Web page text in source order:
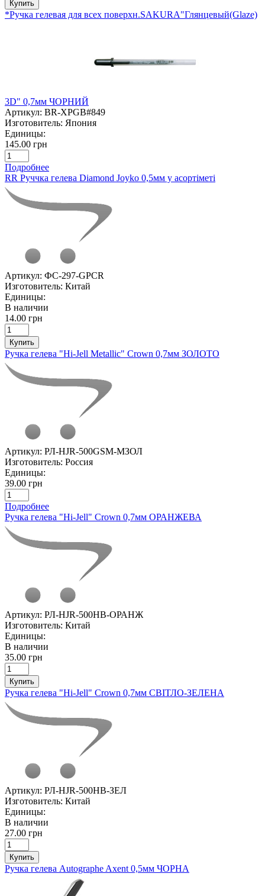
Купить
*Ручка гелевая для всех поверхн.SAKURA"Глянцевый(Glaze)
3D" 0,7мм ЧОРНИЙ
Артикул: BR-XPGB#849
Изготовитель: Япония
Единицы:
145.00 грн
Подробнее
RR Руччка гелева Diamond Joyko 0,5мм у асортіметі
Артикул: ФС-297-GPСR
Изготовитель: Китай
Единицы:
В наличии
14.00 грн
Купить
Ручка гелева "Hi-Jell Metallic" Crown 0,7мм ЗОЛОТО
Артикул: РЛ-HJR-500GSM-МЗОЛ
Изготовитель: Россия
Единицы:
39.00 грн
Подробнее
Ручка гелева "Hi-Jell" Crown 0,7мм ОРАНЖЕВА
Артикул: РЛ-HJR-500HB-ОРАНЖ
Изготовитель: Китай
Единицы:
В наличии
35.00 грн
Купить
Ручка гелева "Hi-Jell" Crown 0,7мм СВІТЛО-ЗЕЛЕНА
Артикул: РЛ-HJR-500HB-ЗЕЛ
Изготовитель: Китай
Единицы:
В наличии
27.00 грн
Купить
Ручка гелева Autographe Axent 0,5мм ЧОРНА